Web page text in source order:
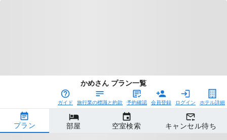
かめさん プラン一覧
ホテル詳細
ログイン
会員登録
予約確認
旅行業の標識と約款
ガイド
プラン 部屋 空室検索 キャンセル待ち